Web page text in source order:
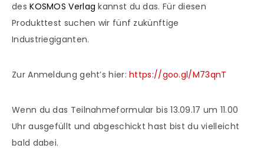
desKOSMOS Verlag kannst du das. Für diesen
Produkttest suchen wir fünf zukünftige
Industriegiganten.
Zur Anmeldung geht’s hier:https://goo.gl/M73qnT
Wenn du das Teilnahmeformular bis 13.09.17 um 11.00
Uhr ausgefüllt und abgeschickt hast bist du vielleicht
bald dabei.